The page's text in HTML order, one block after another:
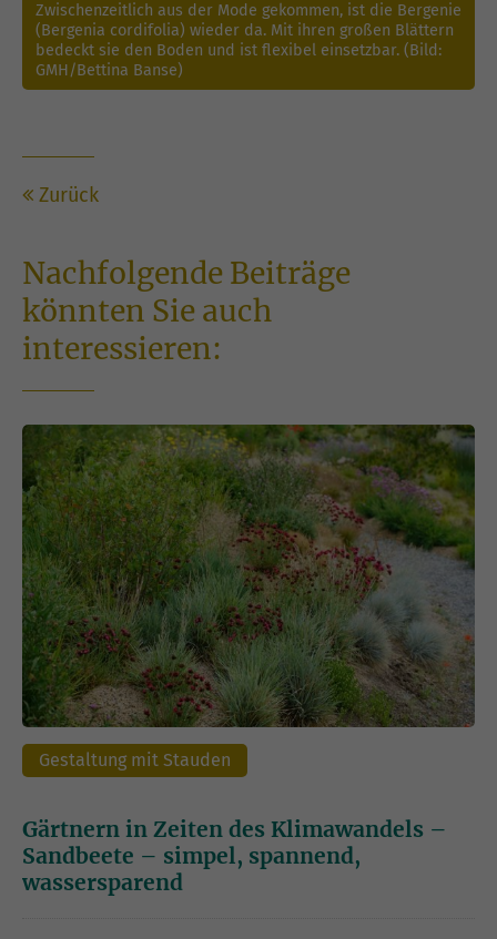
Zwischenzeitlich aus der Mode gekommen, ist die Bergenie
(Bergenia cordifolia) wieder da. Mit ihren großen Blättern
bedeckt sie den Boden und ist flexibel einsetzbar. (Bild:
GMH/Bettina Banse)
Zurück
Nachfolgende Beiträge
könnten Sie auch
interessieren:
Gestaltung mit Stauden
Gärtnern in Zeiten des Klimawandels –
Sandbeete – simpel, spannend,
wassersparend